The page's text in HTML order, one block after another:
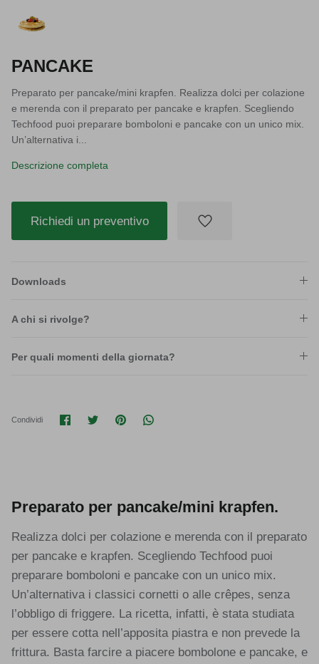
PANCAKE
Preparato per pancake/mini krapfen. Realizza dolci per colazione
e merenda con il preparato per pancake e krapfen. Scegliendo
Techfood puoi preparare bomboloni e pancake con un unico mix.
Un’alternativa i...
Descrizione completa
Richiedi un preventivo
Downloads
A chi si rivolge?
Per quali momenti della giornata?
Condividi Condividi su Facebook
Condividi su Twitter
Condividi su Pinterest
Translation missing:
Preparato per pancake/mini krapfen.
Realizza dolci per colazione e merenda con il preparato
per pancake e krapfen. Scegliendo Techfood puoi
preparare bomboloni e pancake con un unico mix.
Un’alternativa i classici cornetti o alle crêpes, senza
l’obbligo di friggere. La ricetta, infatti, è stata studiata
per essere cotta nell’apposita piastra e non prevede la
frittura. Basta farcire a piacere bombolone e pancake, e